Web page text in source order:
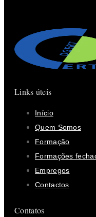
Links úteis
Início
Quem Somos
Formação
Formações
Empregos
Contactos
Contatos